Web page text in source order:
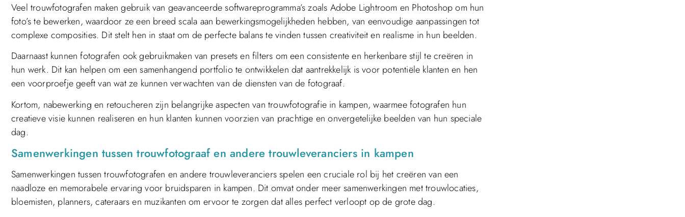
Veel trouwfotografen maken gebruik van geavanceerde softwareprogramma’s zoals Adobe Lightroom en Photoshop om hun
foto’s te bewerken, waardoor ze een breed scala aan bewerkingsmogelijkheden hebben, van eenvoudige aanpassingen tot
complexe composities. Dit stelt hen in staat om de perfecte balans te vinden tussen creativiteit en realisme in hun beelden.
Daarnaast kunnen fotografen ook gebruikmaken van presets en filters om een consistente en herkenbare stijl te creëren in
hun werk. Dit kan helpen om een samenhangend portfolio te ontwikkelen dat aantrekkelijk is voor potentiële klanten en hen
een voorproefje geeft van wat ze kunnen verwachten van de diensten van de fotograaf.
Kortom, nabewerking en retoucheren zijn belangrijke aspecten van trouwfotografie in kampen, waarmee fotografen hun
creatieve visie kunnen realiseren en hun klanten kunnen voorzien van prachtige en onvergetelijke beelden van hun speciale
dag.
Samenwerkingen tussen trouwfotograaf en andere trouwleveranciers in kampen
Samenwerkingen tussen trouwfotografen en andere trouwleveranciers spelen een cruciale rol bij het creëren van een
naadloze en memorabele ervaring voor bruidsparen in kampen. Dit omvat onder meer samenwerkingen met trouwlocaties,
bloemisten, planners, cateraars en muzikanten om ervoor te zorgen dat alles perfect verloopt op de grote dag.